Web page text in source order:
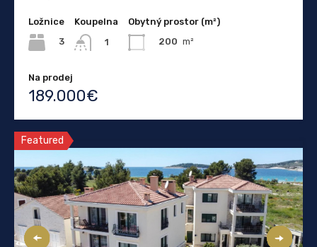
Ložnice
3
Koupelna
1
Obytný prostor (m²)
200 m²
Na prodej
189.000€
Featured